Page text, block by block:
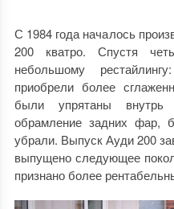
С 1984 года началось
200 кватро. Спустя
небольшому
приобрели более
были упрятаны внутрь
обрамление задних фар,
убрали. Выпуск Ауди 200
выпущено следующее
признано более